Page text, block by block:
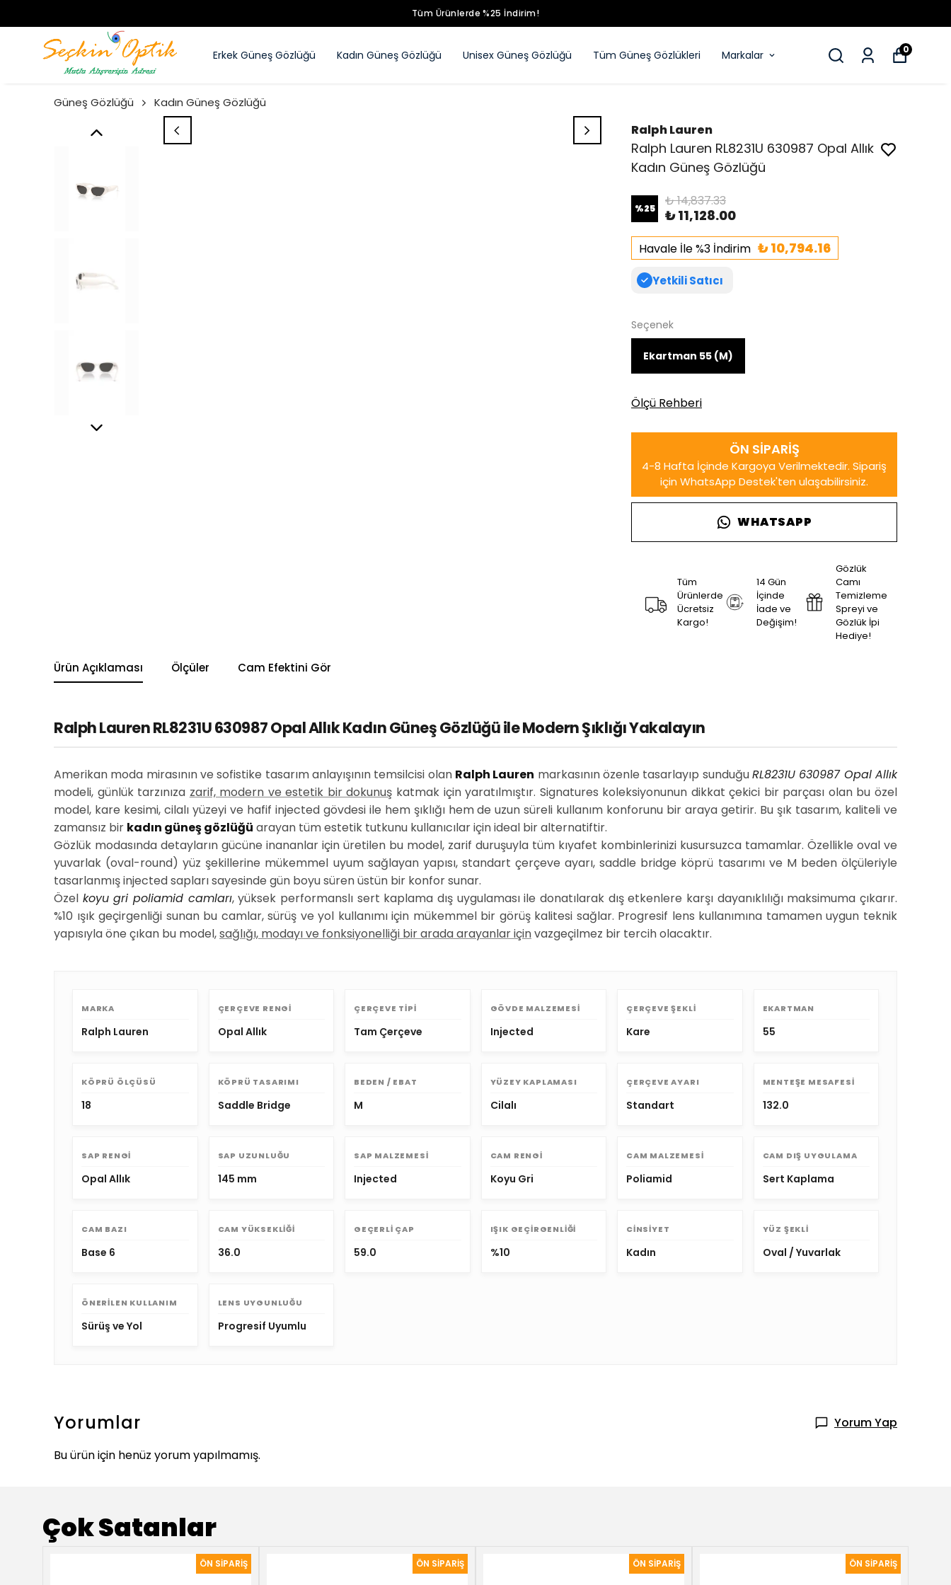
Tüm Ürünlerde %25 İndirim!
Erkek Güneş Gözlüğü Kadın Güneş Gözlüğü Unisex Güneş Gözlüğü Tüm Güneş Gözlükleri Markalar 0
Güneş Gözlüğü Kadın Güneş Gözlüğü
Ralph Lauren
Ralph Lauren RL8231U 630987 Opal Allık
Kadın Güneş Gözlüğü
%25 ₺ 14,837.33
₺ 11,128.00
Havale İle %3 İndirim ₺ 10,794.16
Yetkili Satıcı
Seçenek
Ekartman 55 (M)
Ölçü Rehberi
WHATSAPP
Tüm
Ürünlerde
Ücretsiz
Kargo!
14 Gün
İçinde
İade ve
Değişim!
Gözlük
Camı
Temizleme
Spreyi ve
Gözlük İpi
Hediye!
Ürün Açıklaması Ölçüler Cam Efektini Gör
Ralph Lauren RL8231U 630987 Opal Allık Kadın Güneş Gözlüğü ile Modern Şıklığı Yakalayın
Amerikan moda mirasının ve sofistike tasarım anlayışının temsilcisi olan Ralph Lauren markasının özenle tasarlayıp sunduğuRL8231U 630987 Opal Allık
modeli, günlük tarzınıza zarif, modern ve estetik bir dokunuş katmak için yaratılmıştır. Signatures koleksiyonunun dikkat çekici bir parçası olan bu özel
model, kare kesimi, cilalı yüzeyi ve hafif injected gövdesi ile hem şıklığı hem de uzun süreli kullanım konforunu bir araya getirir. Bu şık tasarım, kaliteli ve
zamansız bir kadın güneş gözlüğü arayan tüm estetik tutkunu kullanıcılar için ideal bir alternatiftir.
Gözlük modasında detayların gücüne inananlar için üretilen bu model, zarif duruşuyla tüm kıyafet kombinlerinizi kusursuzca tamamlar. Özellikle oval ve
yuvarlak (oval-round) yüz şekillerine mükemmel uyum sağlayan yapısı, standart çerçeve ayarı, saddle bridge köprü tasarımı ve M beden ölçüleriyle
tasarlanmış injected sapları sayesinde gün boyu süren üstün bir konfor sunar.
Özel koyu gri poliamid camları, yüksek performanslı sert kaplama dış uygulaması ile donatılarak dış etkenlere karşı dayanıklılığı maksimuma çıkarır.
%10 ışık geçirgenliği sunan bu camlar, sürüş ve yol kullanımı için mükemmel bir görüş kalitesi sağlar. Progresif lens kullanımına tamamen uygun teknik
yapısıyla öne çıkan bu model,sağlığı, modayı ve fonksiyonelliği bir arada arayanlar içinvazgeçilmez bir tercih olacaktır.
MARKA
Ralph Lauren
ÇERÇEVE RENGI
Opal Allık
ÇERÇEVE TIPI
Tam Çerçeve
GÖVDE MALZEMESI
Injected
ÇERÇEVE ŞEKLI
Kare
EKARTMAN
55
KÖPRÜ ÖLÇÜSÜ
18
KÖPRÜ TASARIMI
Saddle Bridge
BEDEN / EBAT
M
YÜZEY KAPLAMASI
Cilalı
ÇERÇEVE AYARI
Standart
MENTEŞE MESAFESI
132.0
SAP RENGI
Opal Allık
SAP UZUNLUĞU
145 mm
SAP MALZEMESI
Injected
CAM RENGI
Koyu Gri
CAM MALZEMESI
Poliamid
CAM DIŞ UYGULAMA
Sert Kaplama
CAM BAZI
Base 6
CAM YÜKSEKLIĞI
36.0
GEÇERLI ÇAP
59.0
IŞIK GEÇIRGENLIĞI
%10
CINSIYET
Kadın
YÜZ ŞEKLI
Oval / Yuvarlak
ÖNERILEN KULLANIM
Sürüş ve Yol
LENS UYGUNLUĞU
Progresif Uyumlu
Yorumlar
Yorum Yap
Bu ürün için henüz yorum yapılmamış.
Çok Satanlar